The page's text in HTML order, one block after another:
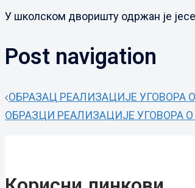
У школском дворишту одржан је
Post navigation
ОБРАЗАЦ РЕАЛИЗАЦИЈЕ УГОВОРА
ОБРАЗЦИ РЕАЛИЗАЦИЈЕ УГОВОРА